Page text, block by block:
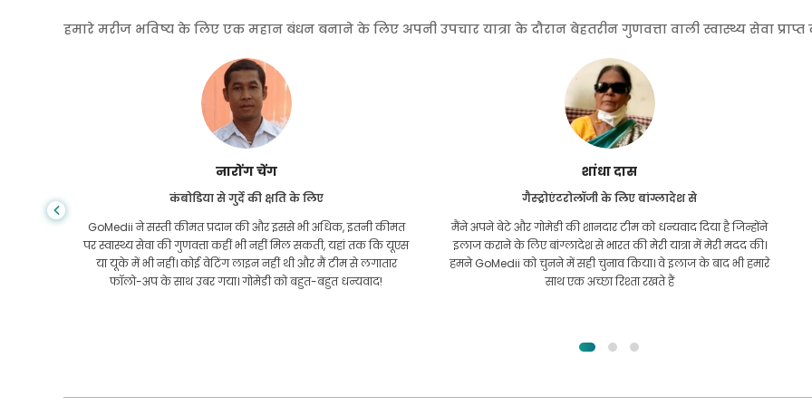
हमारे मरीज भविष्य के लिए एक महान बंधन बनाने के लिए अपनी उपचार यात्रा के दौरान बेहतरीन गुणवत्ता वाली स्वास्थ्य सेवा
शांधा दास
गैस्ट्रोएंटरोलॉजी के लिए बांग्लादेश से
मैंने अपने बेटे और गोमेडी की शानदार टीम को धन्यवाद दिया है जिन्होंने
इलाज कराने के लिए बांग्लादेश से भारत की मेरी यात्रा में मेरी मदद की।
हमने GoMedii को चुनने में सही चुनाव किया। वे इलाज के बाद भी हमारे
साथ एक अच्छा रिश्ता रखते हैं
फुरकानुल इस्लाम
किडनी ट्रांसप्लांट के लिए बांग्लादेश से
मुझे पूरी उम्मीद थी कि मैं अपनी किडनी की समस्या के लिए किसी भी
तरह का इलाज करवा सकूंगा। यह तब हुआ जब मैं अल्लाह की कृपा से
गोमेदी के पास आया और उनसे संपर्क किया।